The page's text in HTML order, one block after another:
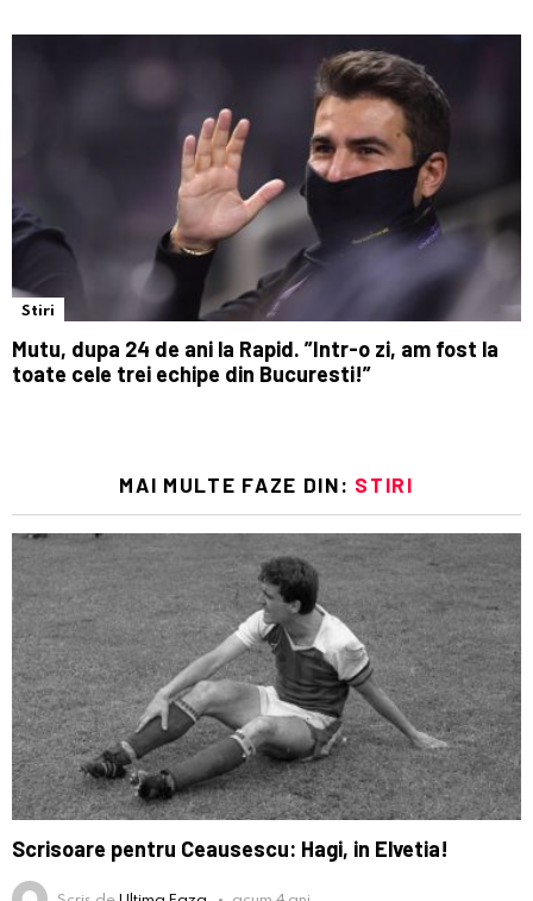
Stiri
Mutu, dupa 24 de ani la Rapid. ”Intr-o zi, am fost la
toate cele trei echipe din Bucuresti!”
MAI MULTE FAZE DIN: STIRI
Scrisoare pentru Ceausescu: Hagi, in Elvetia!